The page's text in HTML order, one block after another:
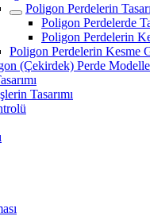
Poligon Perdelerin
Poligon Perdelerde
Poligon Perdelerin
Poligon Perdelerin Kesme
(Çekirdek) Perde
Tasarımı